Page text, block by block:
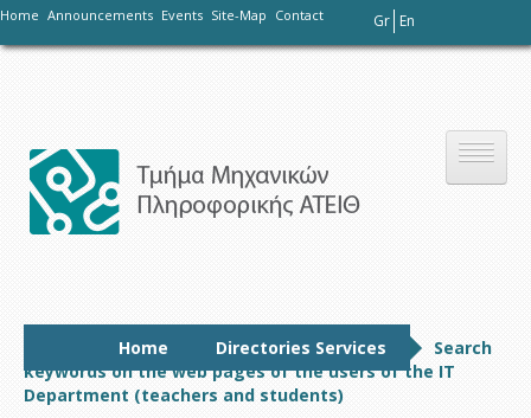
-
Home Announcements Events Site-Map Contact Gr En
Το τμήμα
Σπουδές
Home Directories Services
Search
keywords on the web pages of the users of the IT
Department (teachers and students)